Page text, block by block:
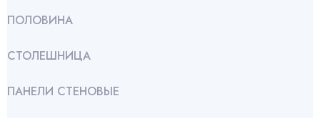
ПОЛОВИНА
СТОЛЕШНИЦА
ПАНЕЛИ СТЕНОВЫЕ